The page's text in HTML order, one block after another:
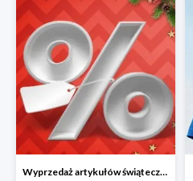
Wyprzedaż artykułów świątecznych w Lidlu Online